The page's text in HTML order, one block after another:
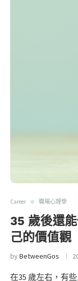
Career 職場心理學
35 歲後還
己的價值觀
byBetweenGos
在35 歲左右，有